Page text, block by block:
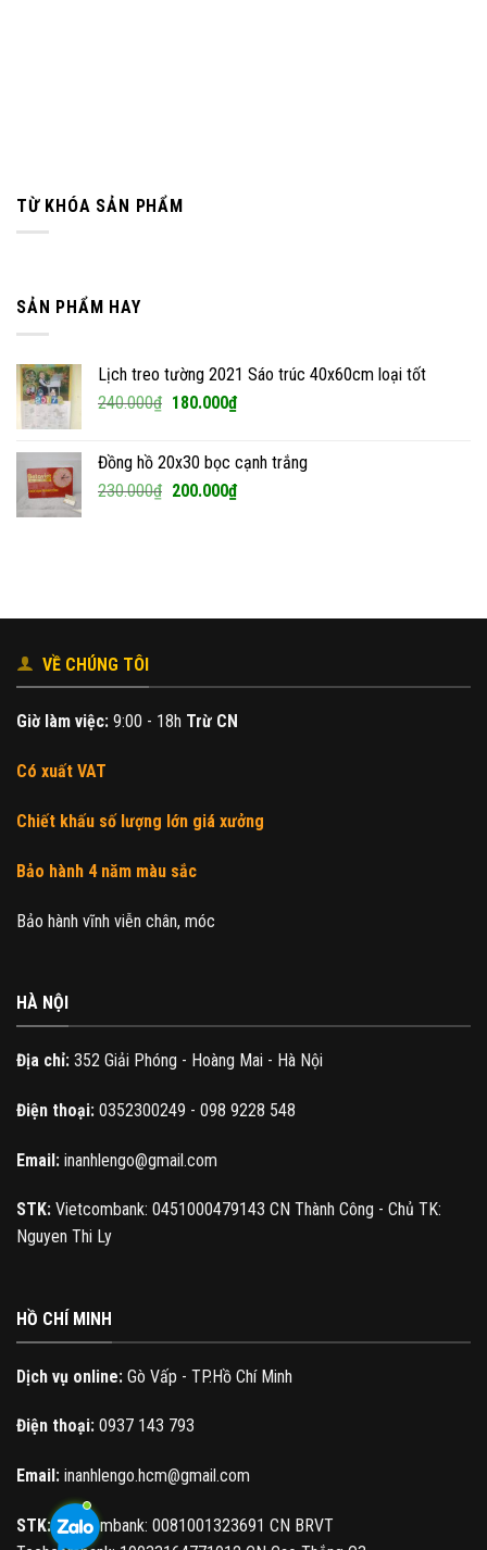
TỪ KHÓA SẢN PHẨM
SẢN PHẨM HAY
Lịch treo tường 2021 Sáo trúc 40x60cm loại tốt
240.000₫ Giá
240.000₫.
180.000₫Giá
là:
180.000₫.
Đồng hồ 20x30 bọc cạnh trắng
230.000₫ Giá
200.000₫Giá
VỀ CHÚNG TÔI
Giờ làm việc: 9:00 - 18h Trừ CN
Có xuất VAT
Chiết khấu số lượng lớn giá xưởng
Bảo hành 4 năm màu sắc
Bảo hành vĩnh viễn chân, móc
HÀ NỘI
Địa chỉ: 352 Giải Phóng - Hoàng Mai - Hà Nội
Điện thoại: 0352300249 - 098 9228 548
Email: inanhlengo@gmail.com
STK: Vietcombank: 0451000479143 CN Thành Công - Chủ TK:
Nguyen Thi Ly
HỒ CHÍ MINH
Dịch vụ online: Gò Vấp - TP.Hồ Chí Minh
Điện thoại: 0937 143 793
Email: inanhlengo.hcm@gmail.com
STK:Vietcombank: 0081001323691 CN BRVT